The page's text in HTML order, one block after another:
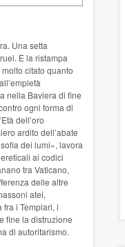
Una setta
È la ristampa
citato quanto
nella Baviera di fine
ogni forma di
dell’oro
ardito dell’abate
dei lumi», lavora
ai codici
tra Vaticano,
delle altre
atei,
i Templari, i
fine la distruzione
di autoritarismo.